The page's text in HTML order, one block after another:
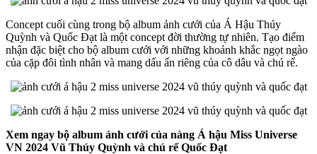
Concept cuối cùng trong bộ album ảnh cưới của Á Hậu Thúy
Quỳnh và Quốc Đạt là một concept đời thường tự nhiên. Tạo điểm
nhận đặc biệt cho bộ album cưới với những khoảnh khắc ngọt ngào
của cặp đôi tình nhân và mang dấu ấn riêng của cô dâu và chú rể.
Xem ngay bộ album ảnh cưới của nàng Á hậu Miss Universe
VN 2024 Vũ Thúy Quỳnh và chú rể Quốc Đạt